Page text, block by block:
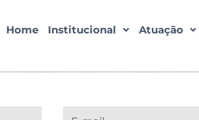
Home Institucional Atuação